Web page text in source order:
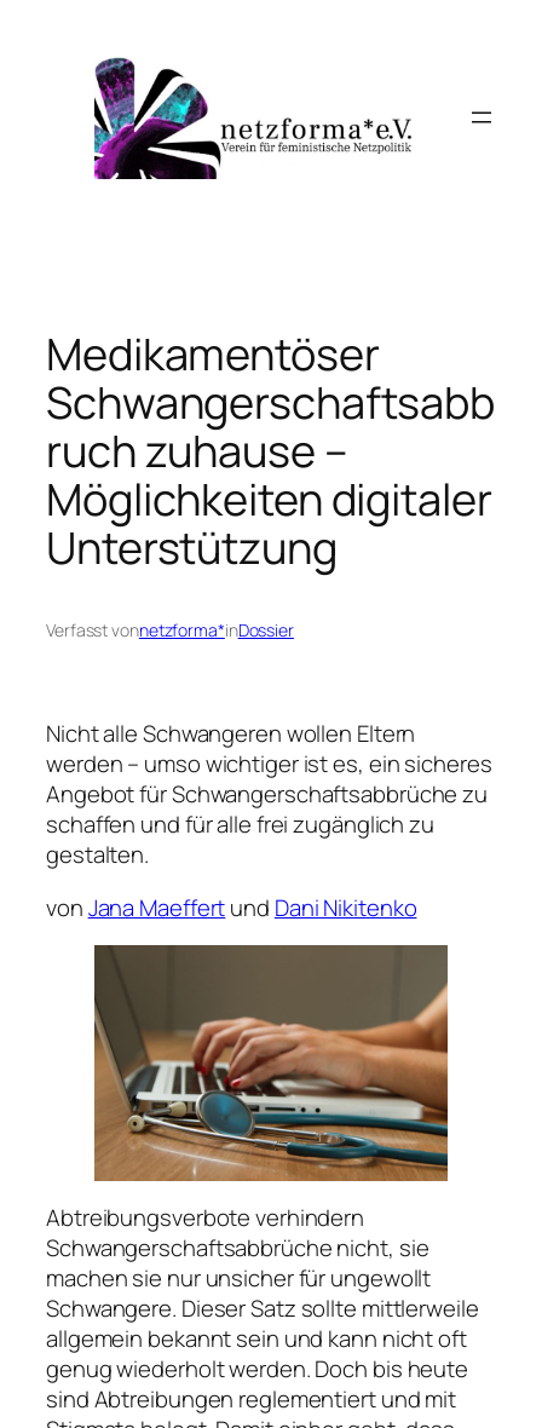
springen
Medikamentöser
Schwangerschaftsabb
ruch zuhause –
Möglichkeiten digitaler
Unterstützung
Verfasst vonnetzforma*inDossier
Nicht alle Schwangeren wollen Eltern
werden – umso wichtiger ist es, ein sicheres
Angebot für Schwangerschaftsabbrüche zu
schaffen und für alle frei zugänglich zu
gestalten.
vonJana Maeffertund Dani Nikitenko
Abtreibungsverbote verhindern
Schwangerschaftsabbrüche nicht, sie
machen sie nur unsicher für ungewollt
Schwangere. Dieser Satz sollte mittlerweile
allgemein bekannt sein und kann nicht oft
genug wiederholt werden. Doch bis heute
sind Abtreibungen reglementiert und mit